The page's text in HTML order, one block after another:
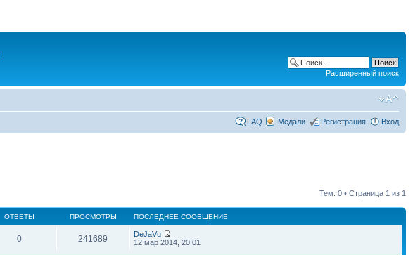
Расширенный поиск
FAQ Медали Регистрация Вход
Тем: 0 • Страница 1 из 1
ОТВЕТЫ ПРОСМОТРЫ ПОСЛЕДНЕЕ СООБЩЕНИЕ
0 241689
DeJaVu
12 мар 2014, 20:01